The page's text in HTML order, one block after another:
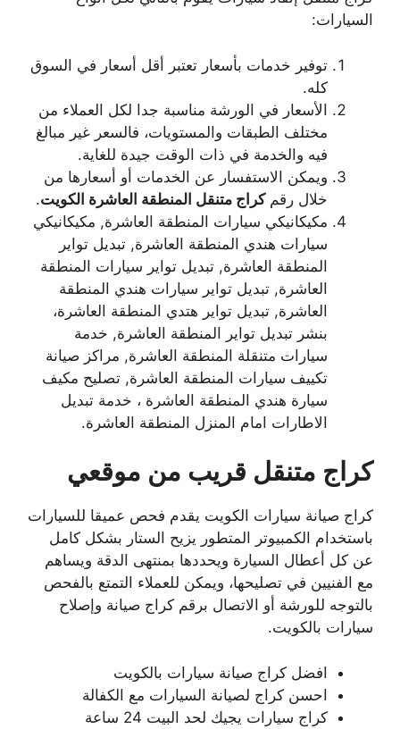
السيارات:
توفير خدمات بأسعار تعتبر أقل أسعار في السوق
كله.
الأسعار في الورشة مناسبة جدا لكل العملاء من
مختلف الطبقات والمستويات، فالسعر غير مبالغ
فيه والخدمة في ذات الوقت جيدة للغاية.
ويمكن الاستفسار عن الخدمات أو أسعارها من
خلال رقمكراج متنقل المنطقة العاشرة الكويت.
مكيكانيكي سيارات المنطقة العاشرة, مكيكانيكي
سيارات هندي المنطقة العاشرة, تبديل تواير
المنطقة العاشرة, تبديل تواير سيارات المنطقة
العاشرة, تبديل تواير سيارات هندي المنطقة
العاشرة, تبديل تواير هتدي المنطقة العاشرة،
بنشر تبديل تواير المنطقة العاشرة, خدمة
سيارات متنقلة المنطقة العاشرة, مراكز صيانة
تكييف سيارات المنطقة العاشرة, تصليح مكيف
سيارة هندي المنطقة العاشرة ، خدمة تبديل
الاطارات امام المنزل المنطقة العاشرة.
كراج متنقل قريب من موقعي
كراج صيانة سيارات الكويت يقدم فحص عميقا للسيارات
باستخدام الكمبيوتر المتطور يزيح الستار بشكل كامل
عن كل أعطال السيارة ويحددها بمنتهى الدقة ويساهم
مع الفنيين في تصليحها، ويمكن للعملاء التمتع بالفحص
بالتوجه للورشة أو الاتصال برقم كراج صيانة وإصلاح
سيارات بالكويت.
افضل كراج صيانة سيارات بالكويت
احسن كراج لصيانة السيارات مع الكفالة
كراج سيارات يجيك لحد البيت 24 ساعة